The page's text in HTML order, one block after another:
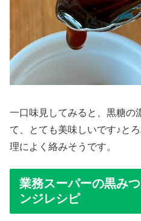
一口味見してみると、黒糖の
て、とても美味しいです♪と
理によく絡みそうです。
業務スーパーの黒み
ンジレシピ